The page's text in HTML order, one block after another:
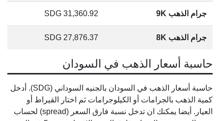
جرام الذهب 9K 31,360.92
جرام الذهب 8K 27,876.37
حاسبة أسعار الذهب في السودان
حاسبة أسعار الذهب في السودان بالجنيه السوداني (SDG). أدخل
كمية الذهب بالجرامات أو الكيلوجرامات ثم اختار القيراط أو
العيار. أيضا يمكنك ان تدخل نسبة فارق السعر (spread) لحساب